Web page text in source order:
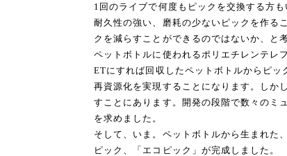
1回のライブで何度もピックを交換する方
耐久性の強い、磨耗の少ないピックを作る
クを減らすことができるのではないか、と
ペットボトルに使われるポリエチレンテレ
ETにすれば回収したペットボトルからピ
再資源化を実現することになります。しか
すことにあります。開発の段階で数々のミ
を求めました。
そして、いま。ペットボトルから生まれた
ピック、「エコピック」が完成しました。